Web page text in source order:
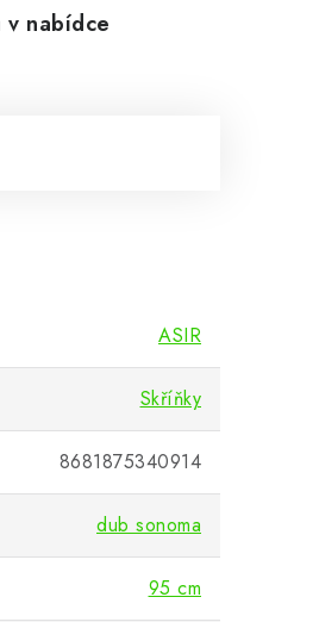
nabídce
ASIR
Skříňky
8681875340914
dub sonoma
95 cm